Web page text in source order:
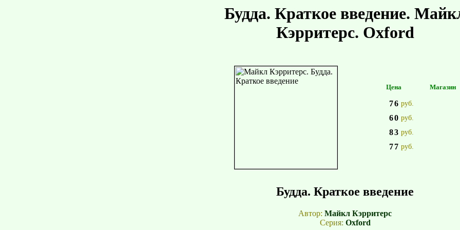
Будда. Краткое введение.
Кэрритерс. Oxford
Цена Магазин
76 руб.
60 руб.
83 руб.
77 руб.
Будда. Краткое введение
Автор: Майкл Кэрритерс
Серия: Oxford